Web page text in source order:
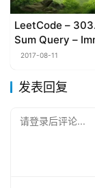
LeetCode –
Sum Query –
2017-08-11
发表回复
请登录后评论...